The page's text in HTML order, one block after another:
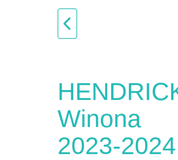
Winona
2023-2024